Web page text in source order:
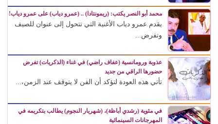
محمد أبو النصر يكتب: (ريمونتادا) .. (عمرو دياب) على عمرو دياب!
يقدم عمرو دياب الأغنية التي تتحول إلى عنوان للصيف
وتفرض...
عذوبة ورومانسية (عفاف راضي) في غناء (الذكريات) تفرض
حضورها الراقي من جديد
تأتي هذه العودة لتؤكد أن الفن لا يتوقف عند الزمن،...
في مئوية (رشدي أباظة)، (شهريار النجوم) يطالب بتكريمه في
المهرجانات السينمائية